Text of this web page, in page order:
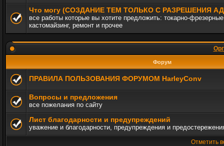
Что могу (СОЗДАНИЕ ТЕМ ТОЛЬКО С РАЗРЕШЕНИЯ
все работы которые вы хотите предложить: токарно-
кастомайзинг, ремонт и прочее
Форум
ПРАВИЛА ПОЛЬЗОВАНИЯ ФОРУМОМ HarleyConv
Вопросы и предложения
все пожелания по сайту
Лист благодарности и предупреждений
уважение и благодарности, предупреждения и
Отметить